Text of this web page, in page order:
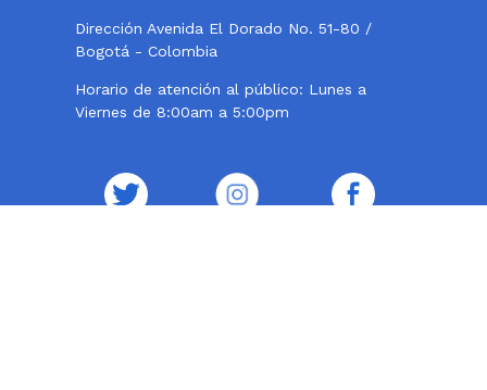
Dirección Avenida El Dorado No. 51-80 /
Bogotá - Colombia
Horario de atención al público: Lunes a
Viernes de 8:00am a 5:00pm